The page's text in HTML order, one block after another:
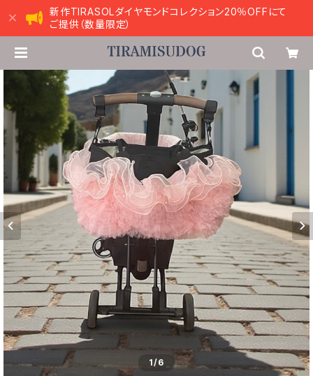
新作TIRASOLダイヤモンドコレクション20％OFFにて
ご提供（数量限定）
1/6